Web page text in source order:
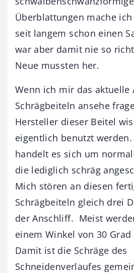
Überblattungen mache
seit langem schon einen
war aber damit nie so
Neue mussten her.
Wenn ich mir das aktuelle
Schrägbeiteln ansehe
Hersteller dieser Beitel
eigentlich benutzt werden.
handelt es sich um
die lediglich schräg
Mich stören an diesen
Schrägbeiteln gleich drei
der Anschliff. Meist
einem Winkel von 30
Damit ist die Schräge des
Schneidenverlaufes